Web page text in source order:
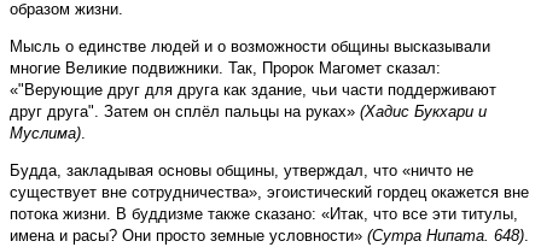
образом жизни.
Мысль о единстве людей и о возможности общины высказывали
многие Великие подвижники. Так, Пророк Магомет сказал:
«"Верующие друг для друга как здание, чьи части поддерживают
друг друга". Затем он сплёл пальцы на руках» (Хадис Букхари и
Муслима)
Будда, закладывая основы общины, утверждал, что «ничто не
существует вне сотрудничества», эгоистический гордец окажется вне
потока жизни. В буддизме также сказано: «Итак, что все эти титулы,
имена и расы? Они просто земные условности» (Сутра Нипата. 648)